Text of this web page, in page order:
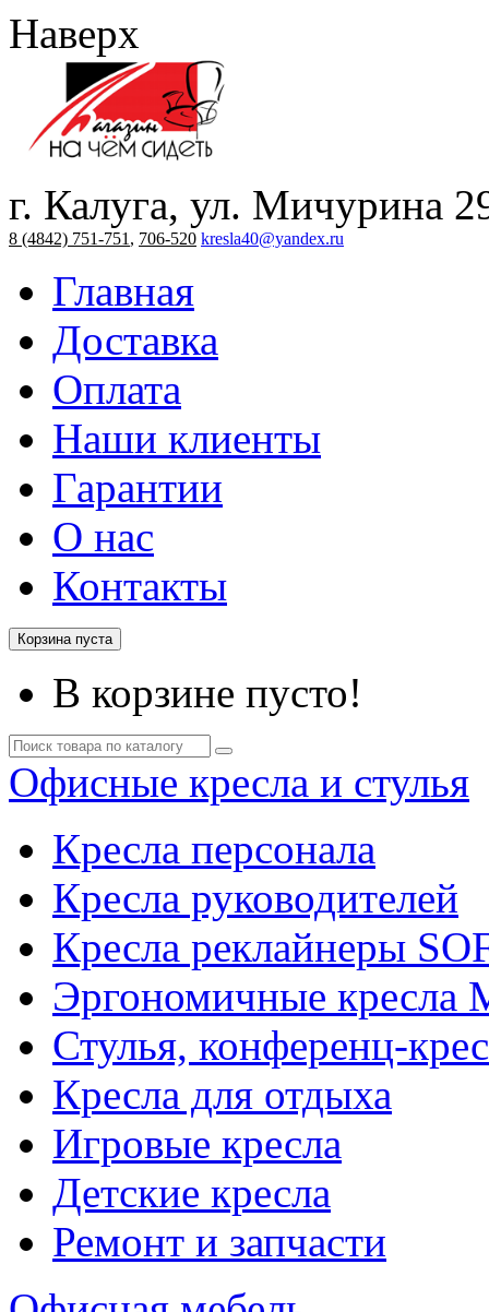
Наверх
г. Калуга, ул. Мичурина
8 (4842) 751-751 , 706-520 kresla40@yandex.ru
Главная
Доставка
Оплата
Наши клиенты
Гарантии
О нас
Контакты
Корзина пуста
В корзине пусто!
Офисные кресла и стулья
Кресла персонала
Кресла руководителей
Кресла реклайнеры
Эргономичные
Стулья, конференц-
Кресла для отдыха
Игровые кресла
Детские кресла
Ремонт и запчасти